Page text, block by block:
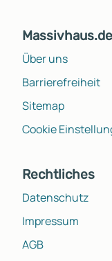
Massivhaus.de
Über uns
Barrierefreiheit
Sitemap
Cookie
Rechtliches
Datenschutz
Impressum
AGB